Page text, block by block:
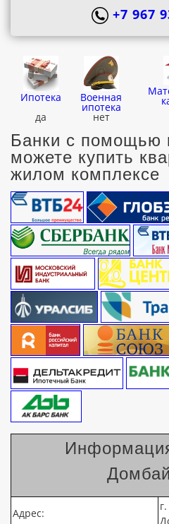
+7 967
Ипотека Военная
ипотека
да
нет
Банки с помощью
можете купить
жилом комплексе
Адрес: